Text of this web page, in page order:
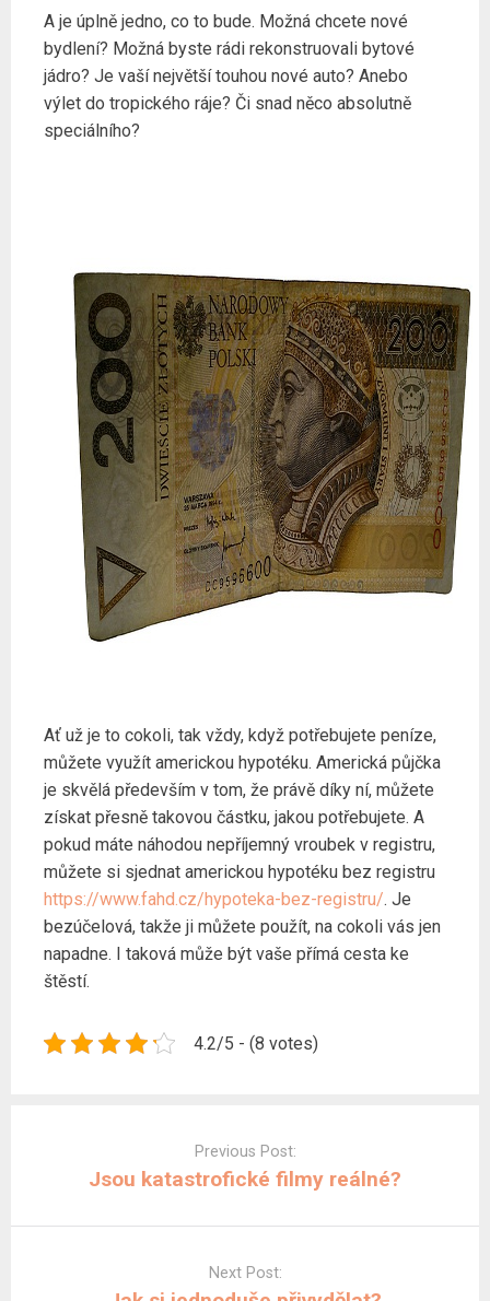
A je úplně jedno, co to bude. Možná chcete nové
bydlení? Možná byste rádi rekonstruovali bytové
jádro? Je vaší největší touhou nové auto? Anebo
výlet do tropického ráje? Či snad něco absolutně
speciálního?
Ať už je to cokoli, tak vždy, když potřebujete peníze,
můžete využít americkou hypotéku. Americká půjčka
je skvělá především v tom, že právě díky ní, můžete
získat přesně takovou částku, jakou potřebujete. A
pokud máte náhodou nepříjemný vroubek v registru,
můžete si sjednat americkou hypotéku bez registru
https://www.fahd.cz/hypoteka-bez-registru/. Je
bezúčelová, takže ji můžete použít, na cokoli vás jen
napadne. I taková může být vaše přímá cesta ke
štěstí.
4.2/5 - (8 votes)
Previous Post:
Jsou katastrofické filmy reálné?
Next Post: